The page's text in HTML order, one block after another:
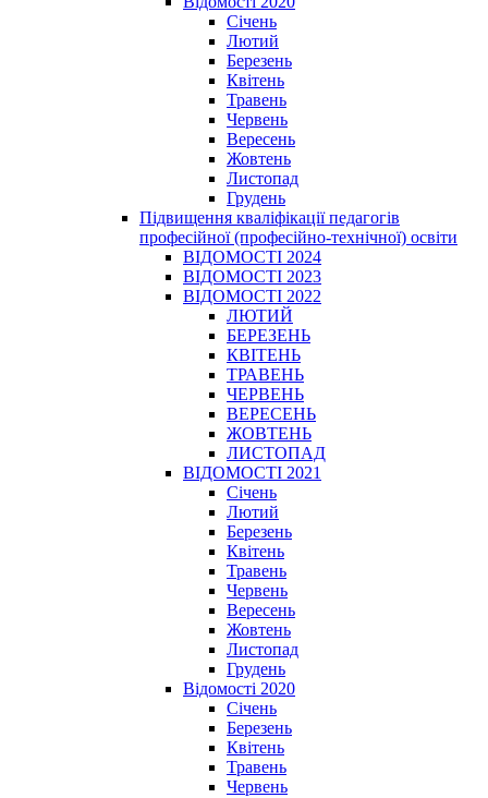
Січень
Лютий
Березень
Квітень
Травень
Червень
Вересень
Жовтень
Листопад
Грудень
Підвищення кваліфікації педагогів
професійної (професійно-технічної) освіти
ВІДОМОСТІ 2024
ВІДОМОСТІ 2023
ВІДОМОСТІ 2022
ЛЮТИЙ
БЕРЕЗЕНЬ
КВІТЕНЬ
ТРАВЕНЬ
ЧЕРВЕНЬ
ВЕРЕСЕНЬ
ЖОВТЕНЬ
ЛИСТОПАД
ВІДОМОСТІ 2021
Січень
Лютий
Березень
Квітень
Травень
Червень
Вересень
Жовтень
Листопад
Грудень
Відомості 2020
Січень
Березень
Квітень
Травень
Червень